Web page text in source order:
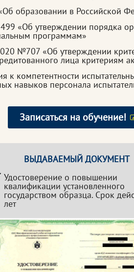
образовании в Российской
«Об утверждении порядка
программам»
№707 «Об утверждении
лица критериям
компетентности
навыков персонала
Записаться на обучение!
ВЫДАВАЕМЫЙ ДОКУМЕНТ
Удостоверение о повышении
квалификации установленного
государством образца. Срок
лет